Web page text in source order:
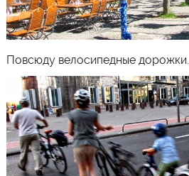
Повсюду велосипедные дорожки.